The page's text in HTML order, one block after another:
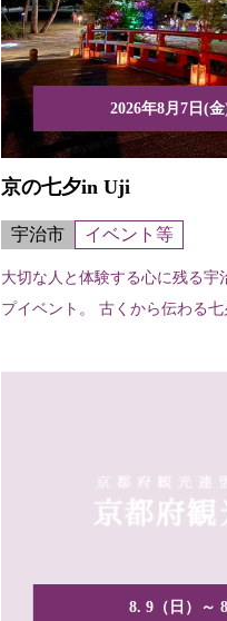
2026年8月7日(
京の七夕in Uji
宇治市 イベント等
大切な人と体験する心に残る宇
プイベント。 古くから伝わる
8. 9（日）～